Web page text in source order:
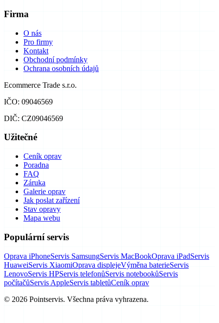
Firma
O nás
Pro firmy
Kontakt
Obchodní podmínky
Ochrana osobních údajů
Ecommerce Trade s.r.o.
IČO: 09046569
DIČ: CZ09046569
Užitečné
Ceník oprav
Poradna
FAQ
Záruka
Galerie oprav
Jak poslat zařízení
Stav opravy
Mapa webu
Populární servis
Oprava iPhoneServis SamsungServis MacBookOprava iPadServis
HuaweiServis XiaomiOprava displejeVýměna baterieServis
LenovoServis HPServis telefonůServis notebookůServis
počítačůServis AppleServis tabletůCeník oprav
© 2026 Pointservis. Všechna práva vyhrazena.